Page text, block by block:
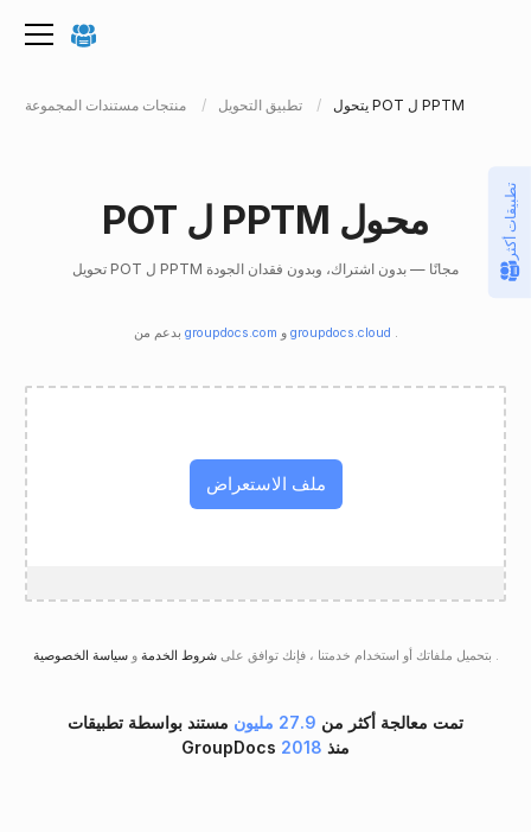
منتجات مستندات المجموعة تطبيق التحويل يتحول POT ل PPTM
POT ل PPTM محول
تحويل POT ل PPTM مجانًا — بدون اشتراك، وبدون فقدان الجودة
groupdocs.com و groupdocs.cloud .
ملف الاستعراض
بتحميل ملفاتك أو استخدام خدمتنا ، فإنك توافق علىشروط الخدمةو .
تمت معالجة أكثر من 27.9 مليون
مستند بواسطة تطبيقات
GroupDocs منذ 2018
تطبيقات أكثر